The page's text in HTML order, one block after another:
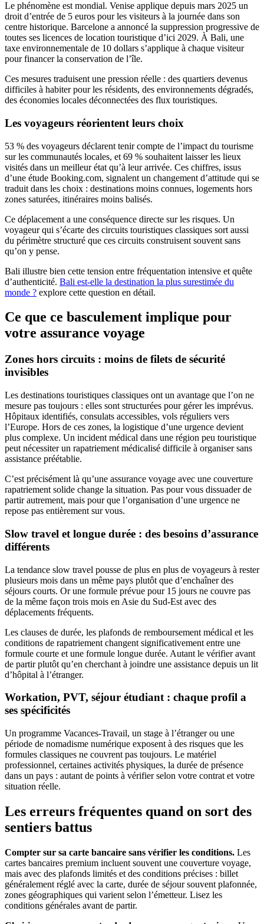
Le phénomène est mondial. Venise applique depuis mars 2025 un
droit d’entrée de 5 euros pour les visiteurs à la journée dans son
centre historique. Barcelone a annoncé la suppression progressive de
toutes ses licences de location touristique d’ici 2029. À Bali, une
taxe environnementale de 10 dollars s’applique à chaque visiteur
pour financer la conservation de l’île.
Ces mesures traduisent une pression réelle : des quartiers devenus
difficiles à habiter pour les résidents, des environnements dégradés,
des économies locales déconnectées des flux touristiques.
Les voyageurs réorientent leurs choix
53 % des voyageurs déclarent tenir compte de l’impact du tourisme
sur les communautés locales, et 69 % souhaitent laisser les lieux
visités dans un meilleur état qu’à leur arrivée. Ces chiffres, issus
d’une étude Booking.com, signalent un changement d’attitude qui se
traduit dans les choix : destinations moins connues, logements hors
zones saturées, itinéraires moins balisés.
Ce déplacement a une conséquence directe sur les risques. Un
voyageur qui s’écarte des circuits touristiques classiques sort aussi
du périmètre structuré que ces circuits construisent souvent sans
qu’on y pense.
Bali illustre bien cette tension entre fréquentation intensive et quête
d’authenticité. Bali est-elle la destination la plus surestimée du
monde ? explore cette question en détail.
Ce que ce basculement implique pour
votre assurance voyage
Zones hors circuits : moins de filets de sécurité
invisibles
Les destinations touristiques classiques ont un avantage que l’on ne
mesure pas toujours : elles sont structurées pour gérer les imprévus.
Hôpitaux identifiés, consulats accessibles, vols réguliers vers
l’Europe. Hors de ces zones, la logistique d’une urgence devient
plus complexe. Un incident médical dans une région peu touristique
peut nécessiter un rapatriement médicalisé difficile à organiser sans
assistance préétablie.
C’est précisément là qu’une assurance voyage avec une couverture
rapatriement solide change la situation. Pas pour vous dissuader de
partir autrement, mais pour que l’organisation d’une urgence ne
repose pas entièrement sur vous.
Slow travel et longue durée : des besoins d’assurance
différents
La tendance slow travel pousse de plus en plus de voyageurs à rester
plusieurs mois dans un même pays plutôt que d’enchaîner des
séjours courts. Or une formule prévue pour 15 jours ne couvre pas
de la même façon trois mois en Asie du Sud-Est avec des
déplacements fréquents.
Les clauses de durée, les plafonds de remboursement médical et les
conditions de rapatriement changent significativement entre une
formule courte et une formule longue durée. Autant le vérifier avant
de partir plutôt qu’en cherchant à joindre une assistance depuis un lit
d’hôpital à l’étranger.
Workation, PVT, séjour étudiant : chaque profil a
ses spécificités
Un programme Vacances-Travail, un stage à l’étranger ou une
période de nomadisme numérique exposent à des risques que les
formules classiques ne couvrent pas toujours. Le matériel
professionnel, certaines activités physiques, la durée de présence
dans un pays : autant de points à vérifier selon votre contrat et votre
situation réelle.
Les erreurs fréquentes quand on sort des
sentiers battus
Compter sur sa carte bancaire sans vérifier les conditions. Les
cartes bancaires premium incluent souvent une couverture voyage,
mais avec des plafonds limités et des conditions précises : billet
généralement réglé avec la carte, durée de séjour souvent plafonnée,
zones géographiques qui varient selon l’émetteur. Lisez les
conditions générales avant de partir.